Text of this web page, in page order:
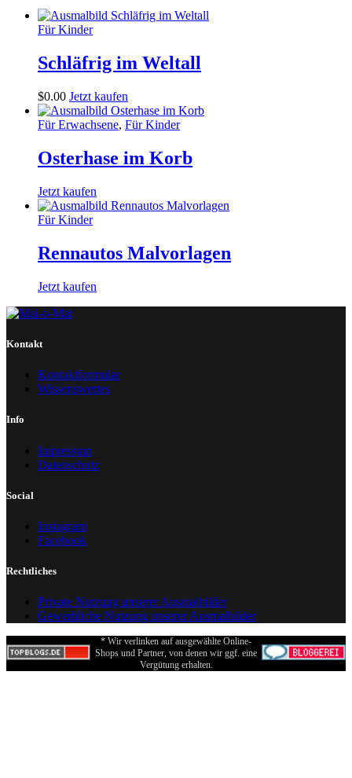
Für Kinder
Schläfrig im Weltall
$0.00 Jetzt kaufen
Für Erwachsene, Für Kinder
Osterhase im Korb
Jetzt kaufen
Für Kinder
Rennautos Malvorlagen
Jetzt kaufen
Kontakt
Kontaktformular
Wissenswertes
Info
Impressum
Datenschutz
Social
Instagram
Facebook
Rechtliches
Private Nutzung unserer Ausmalbilder
Gewerbliche Nutzung unserer Ausmalbilder
* Wir verlinken auf ausgewählte Online-
Shops und Partner, von denen wir ggf. eine
Vergütung erhalten.